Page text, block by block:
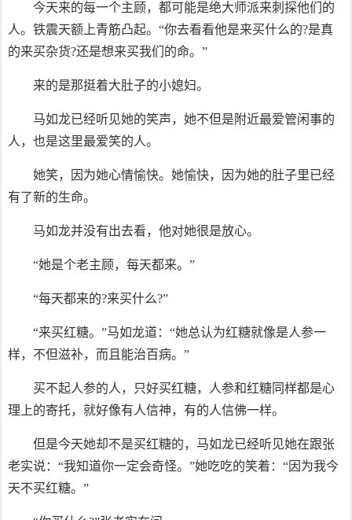
今天来的每一个主顾，都可能是绝大师派来刺探他们的
人。铁震天额上青筋凸起。“你去看看他是来买什么的?是真
的来买杂货?还是想来买我们的命。”
来的是那挺着大肚子的小媳妇。
马如龙已经听见她的笑声，她不但是附近最爱管闲事的
人，也是这里最爱笑的人。
她笑，因为她心情愉快。她愉快，因为她的肚子里已经
有了新的生命。
马如龙并没有出去看，他对她很是放心。
“她是个老主顾，每天都来。”
“每天都来的?来买什么?”
“来买红糖。”马如龙道：“她总认为红糖就像是人参一
样，不但滋补，而且能治百病。”
买不起人参的人，只好买红糖，人参和红糖同样都是心
理上的寄托，就好像有人信神，有的人信佛一样。
但是今天她却不是买红糖的，马如龙已经听见她在跟张
老实说：“我知道你一定会奇怪。”她吃吃的笑着：“因为我今
天不买红糖。”